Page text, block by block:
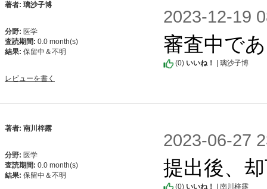
著者: 璃沙子博
分野: 医学
査読期間: 0.0 month(s)
結果: 保留中＆不明
レビューを書く
2023-12-19
審査中で
(0) いいね！ | 璃沙子博
著者: 南川梓露
分野: 医学
査読期間: 0.0 month(s)
結果: 保留中＆不明
2023-06-27
提出後、
(0) いいね！ | 南川梓露